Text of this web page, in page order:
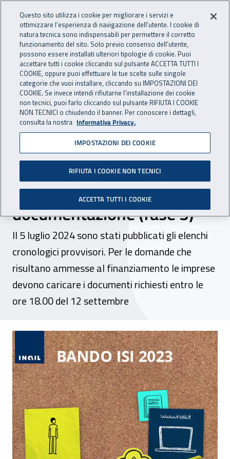
INAIL - Istituto Nazionale
Apri cerca
Navigazione principale
Navigazione - Ti trovi in:
Home Inail comunica News
10 luglio 2024
Bando Isi 2023, online il
videotutorial relativo
all’upload della
documentazione (fase 5)
Il 5 luglio 2024 sono stati pubblicati gli elenchi
cronologici provvisori. Per le domande che
risultano ammesse al finanziamento le imprese
devono caricare i documenti richiesti entro le
ore 18.00 del 12 settembre
Bando Isi 2023, online il videotutorial
Questo sito utilizza i cookie per migliorare i servizi e
ottimizzare l’esperienza di navigazione dell’utente. I cookie di
natura tecnica sono indispensabili per permettere il corretto
funzionamento del sito. Solo previo consenso dell’utente,
possono essere installati ulteriori tipologie di cookie. Puoi
accettare tutti i cookie cliccando sul pulsante ACCETTA TUTTI I
COOKIE, oppure puoi effettuare le tue scelte sulle singole
categorie che vuoi installare, cliccando su IMPOSTAZIONI DEI
COOKIE. Se invece intendi rifiutarne l’installazione dei cookie
non tecnici, puoi farlo cliccando sul pulsante RIFIUTA I COOKIE
NON TECNICI o chiudendo il banner. Per conoscere i dettagli,
consulta la nostra Informativa Privacy.
IMPOSTAZIONI DEI COOKIE
RIFIUTA I COOKIE NON TECNICI
ACCETTA TUTTI I COOKIE